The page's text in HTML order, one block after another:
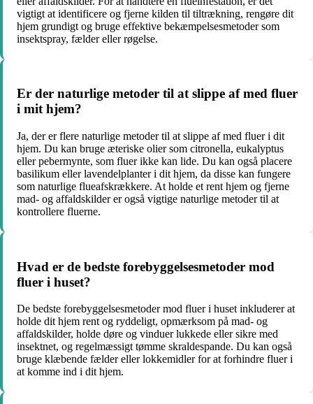
vigtigt at identificere og fjerne kilden til tiltrækning, rengøre dit
hjem grundigt og bruge effektive bekæmpelsesmetoder som
insektspray, fælder eller røgelse.
Er der naturlige metoder til at slippe af med fluer
i mit hjem?
Ja, der er flere naturlige metoder til at slippe af med fluer i dit
hjem. Du kan bruge æteriske olier som citronella, eukalyptus
eller pebermynte, som fluer ikke kan lide. Du kan også placere
basilikum eller lavendelplanter i dit hjem, da disse kan fungere
som naturlige flueafskrækkere. At holde et rent hjem og fjerne
mad- og affaldskilder er også vigtige naturlige metoder til at
kontrollere fluerne.
Hvad er de bedste forebyggelsesmetoder mod
fluer i huset?
De bedste forebyggelsesmetoder mod fluer i huset inkluderer at
holde dit hjem rent og ryddeligt, opmærksom på mad- og
affaldskilder, holde døre og vinduer lukkede eller sikre med
insektnet, og regelmæssigt tømme skraldespande. Du kan også
bruge klæbende fælder eller lokkemidler for at forhindre fluer i
at komme ind i dit hjem.